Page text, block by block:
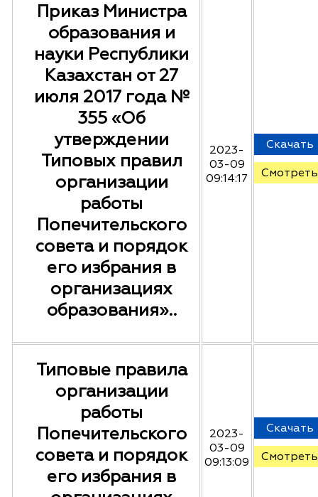
Приказ Министра
образования и
науки Республики
Казахстан от 27
июля 2017 года №
355 «Об
утверждении
Типовых правил
организации
работы
Попечительского
совета и порядок
его избрания в
организациях
образования»..
2023-
03-09
09:14:17
Скачать
Смотреть
Типовые правила
организации
работы
Попечительского
совета и порядок
его избрания в
2023-
03-09
09:13:09
Скачать
Смотреть